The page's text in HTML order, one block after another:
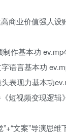
商业价值强人设
作基本功
语言基本功
表现力基本功
短视频变现逻辑
文案”导演思